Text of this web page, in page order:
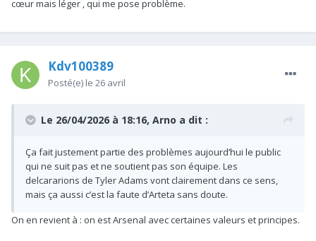
cœur mais léger , qui me pose problème.
Kdv100389
Posté(e) le 26 avril
Le 26/04/2026 à 18:16, Arno a dit :
Ça fait justement partie des problèmes aujourd’hui le public
qui ne suit pas et ne soutient pas son équipe. Les
delcararions de Tyler Adams vont clairement dans ce sens,
mais ça aussi c’est la faute d’Arteta sans doute.
On en revient à : on est Arsenal avec certaines valeurs et principes.